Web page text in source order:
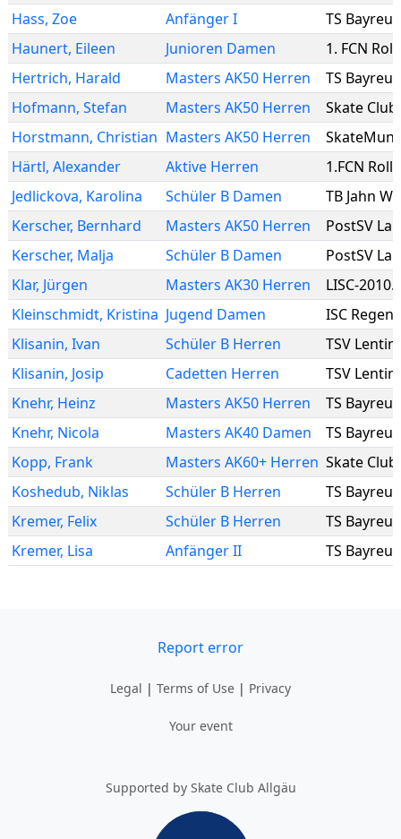
Hass, Zoe Anfänger I
TS
Haunert, Eileen Junioren Damen
1. FCN
Hertrich, Harald Masters AK50 Herren
TS
Hofmann, Stefan Masters AK50 Herren
Skate
Horstmann, Christian Masters AK50 Herren
Härtl, Alexander Aktive Herren
1.FCN
Jedlickova, Karolina Schüler B Damen
TB Jahn
Kerscher, Bernhard Masters AK50 Herren
PostSV
Kerscher, Malja Schüler B Damen
PostSV
Klar, Jürgen Masters AK30 Herren
LISC-
Kleinschmidt, Kristina Jugend Damen
ISC
Klisanin, Ivan Schüler B Herren
TSV
Klisanin, Josip Cadetten Herren
TSV
Knehr, Heinz Masters AK50 Herren
TS
Knehr, Nicola Masters AK40 Damen
TS
Kopp, Frank Masters AK60+ Herren Skate
Koshedub, Niklas Schüler B Herren
TS
Kremer, Felix Schüler B Herren
TS
Kremer, Lisa Anfänger II TS
Report error
Legal | Terms of Use | Privacy
Your event
Supported by Skate Club Allgäu